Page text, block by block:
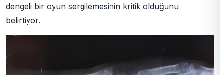
dengeli bir oyun sergilemesinin kritik olduğunu
belirtiyor.